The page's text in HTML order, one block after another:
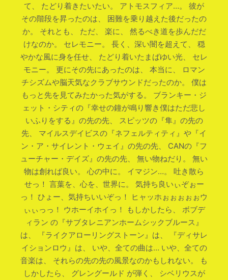
て、 たどり着きたいたい。 アトモスフィア…。 彼が
その階段を昇ったのは、 困難を乗り越えた後だったの
か。 それとも、 ただ、 楽に、 然るべき道を歩んだだ
けなのか。 セレモニー。 長く、深い闇を超えて、 穏
やかな風に身を任せ、 たどり着いたまばゆい光、 セレ
モニー。 更にその先にあったのは、 本当に、 ロマン
チシズムや脳天気なクラブサウンドだったのか。 僕は
もっと先を見てみたかった気がする。 ブランキー・ジ
ェット・シティの『幸せの鐘が鳴り響き僕はただ悲し
いふりをする』の先の先、 スピッツの『隼』の先の
先、 マイルスデイビスの『ネフェルティティ』や『イ
ン・ア・サイレント・ウェイ』の先の先、 CANの『フ
ューチャー・デイズ』の先の先、 無い物ねだり。 無い
物は創れば良い。 心の中に。 イマジン…。 吐き散ら
せっ！ 言葉を、心を、世界に。 気持ち良いぃぞぉー
っ！ ひょー、気持ちいいぞっ！ ヒャッホぉぉぉぉぉウ
ぃぃっっ！ ウホーイホイっ！ もしかしたら、 ボブデ
ィラン の『サブタレニアンホームシックブルース』
は、 『ライクアローリングストーン』は、 『ディサレ
イションロウ』は、 いや、全ての曲は… いや、全ての
音楽は、 それらの先の先の風景なのかもしれない。 も
しかしたら、 グレングールド が弾く、 シベリウスが